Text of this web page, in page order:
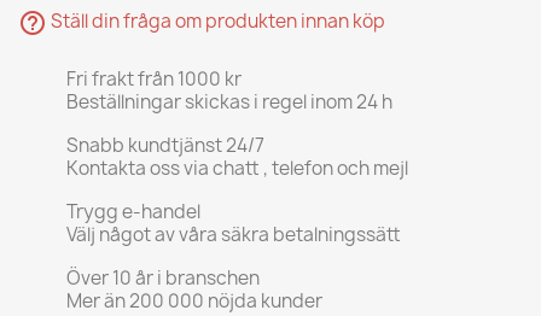
help_outline Ställ din fråga om produkten innan köp
Fri frakt från 1000 kr
Beställningar skickas i regel inom 24 h
Snabb kundtjänst 24/7
Kontakta oss via chatt , telefon och mejl
Trygg e-handel
Välj något av våra säkra betalningssätt
Över 10 år i branschen
Mer än 200 000 nöjda kunder